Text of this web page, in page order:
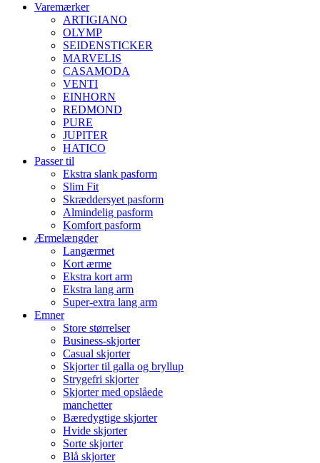
Varemærker
ARTIGIANO
OLYMP
SEIDENSTICKER
MARVELIS
CASAMODA
VENTI
EINHORN
REDMOND
PURE
JUPITER
HATICO
Passer til
Ekstra slank pasform
Slim Fit
Skræddersyet pasform
Almindelig pasform
Komfort pasform
Ærmelængder
Langærmet
Kort ærme
Ekstra kort arm
Ekstra lang arm
Super-extra lang arm
Emner
Store størrelser
Business-skjorter
Casual skjorter
Skjorter til galla og bryllup
Strygefri skjorter
Skjorter med opslåede
manchetter
Bæredygtige skjorter
Hvide skjorter
Sorte skjorter
Blå skjorter